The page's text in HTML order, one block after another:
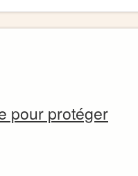
pour protéger